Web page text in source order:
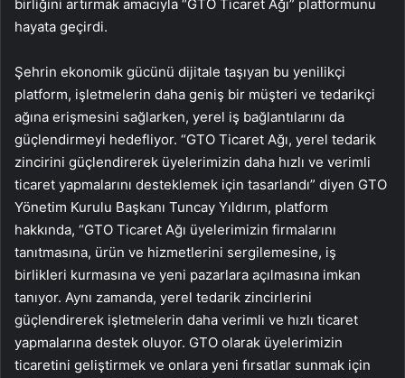
birliğini artırmak amacıyla “GTO Ticaret Ağı” platformunu
hayata geçirdi.
Şehrin ekonomik gücünü dijitale taşıyan bu yenilikçi
platform, işletmelerin daha geniş bir müşteri ve tedarikçi
ağına erişmesini sağlarken, yerel iş bağlantılarını da
güçlendirmeyi hedefliyor. “GTO Ticaret Ağı, yerel tedarik
zincirini güçlendirerek üyelerimizin daha hızlı ve verimli
ticaret yapmalarını desteklemek için tasarlandı” diyen GTO
Yönetim Kurulu Başkanı Tuncay Yıldırım, platform
hakkında, “GTO Ticaret Ağı üyelerimizin firmalarını
tanıtmasına, ürün ve hizmetlerini sergilemesine, iş
birlikleri kurmasına ve yeni pazarlara açılmasına imkan
tanıyor. Aynı zamanda, yerel tedarik zincirlerini
güçlendirerek işletmelerin daha verimli ve hızlı ticaret
yapmalarına destek oluyor. GTO olarak üyelerimizin
ticaretini geliştirmek ve onlara yeni fırsatlar sunmak için